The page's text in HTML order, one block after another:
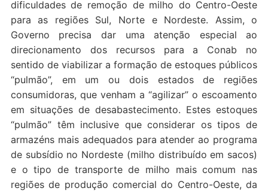
dificuldades de remoção de milho do Centro-Oeste
para as regiões Sul, Norte e Nordeste. Assim, o
Governo precisa dar uma atenção especial ao
direcionamento dos recursos para a Conab no
sentido de viabilizar a formação de estoques públicos
“pulmão”, em um ou dois estados de regiões
consumidoras, que venham a “agilizar” o escoamento
em situações de desabastecimento. Estes estoques
“pulmão” têm inclusive que considerar os tipos de
armazéns mais adequados para atender ao programa
de subsídio no Nordeste (milho distribuído em sacos)
e o tipo de transporte de milho mais comum nas
regiões de produção comercial do Centro-Oeste, da